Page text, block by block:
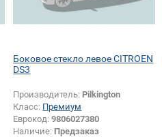
Боковое стекло левое CITROEN
DS3
Производитель: Pilkington
Класс: Премиум
Еврокод:9806027380
Наличие: Предзаказ